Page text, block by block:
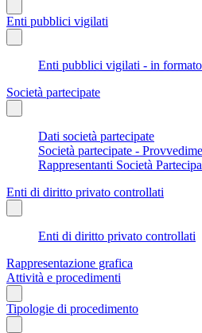
Enti pubblici vigilati
Enti pubblici vigilati - in
Società partecipate
Dati società partecipate
Società partecipate -
Rappresentanti Società
Enti di diritto privato controllati
Enti di diritto privato controllati
Rappresentazione grafica
Attività e procedimenti
Tipologie di procedimento